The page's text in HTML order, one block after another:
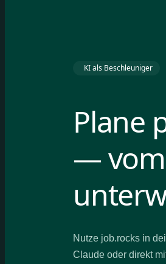
KI als Beschleuniger
Plane
—
Nutze job.rocks in
Claude oder direkt